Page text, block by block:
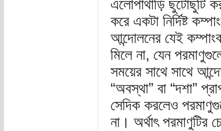
এলোপাথাড়ি ছুটোছুটি
করে একটা নির্দিষ্ট
আন্দোলনের যেই
মিলে না, যেন
সময়ের সাথে সাথে
“অবস্থা” বা “দশা”
সেদিক করলেও
না। অর্থাৎ পরমাণুটির